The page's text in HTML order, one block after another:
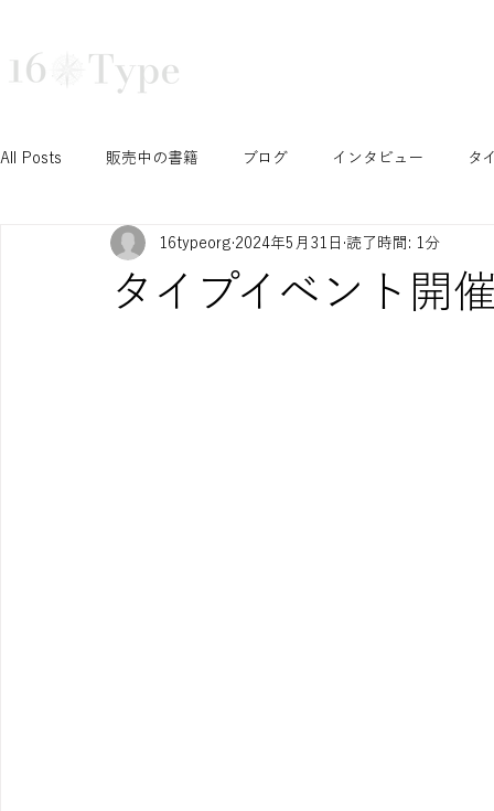
All Posts 販売中の書籍 ブログ インタビュー タ
N/S セッション T/F セッション J/P セッション
タイプイベント開
16typeorg 2024年5月31日 読了時間: 1分